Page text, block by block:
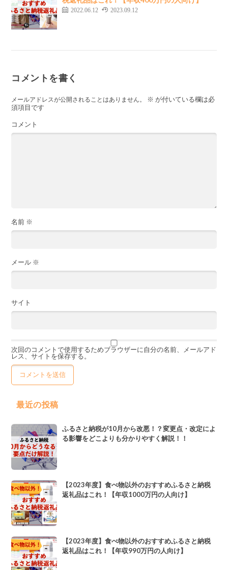
2022.06.12 2023.09.12
コメントを書く
メールアドレスが公開されることはありません。 ※ が付いている欄は必
須項目です
コメント
名前 ※
メール ※
サイト
次回のコメントで使用するためブラウザーに自分の名前、メールアド
レス、サイトを保存する。
最近の投稿
ふるさと納税が10月から改悪！？変更点・改定によ
る影響をどこよりも分かりやすく解説！！
【2023年度】食べ物以外のおすすめふるさと納税
返礼品はこれ！【年収1000万円の人向け】
【2023年度】食べ物以外のおすすめふるさと納税
返礼品はこれ！【年収990万円の人向け】